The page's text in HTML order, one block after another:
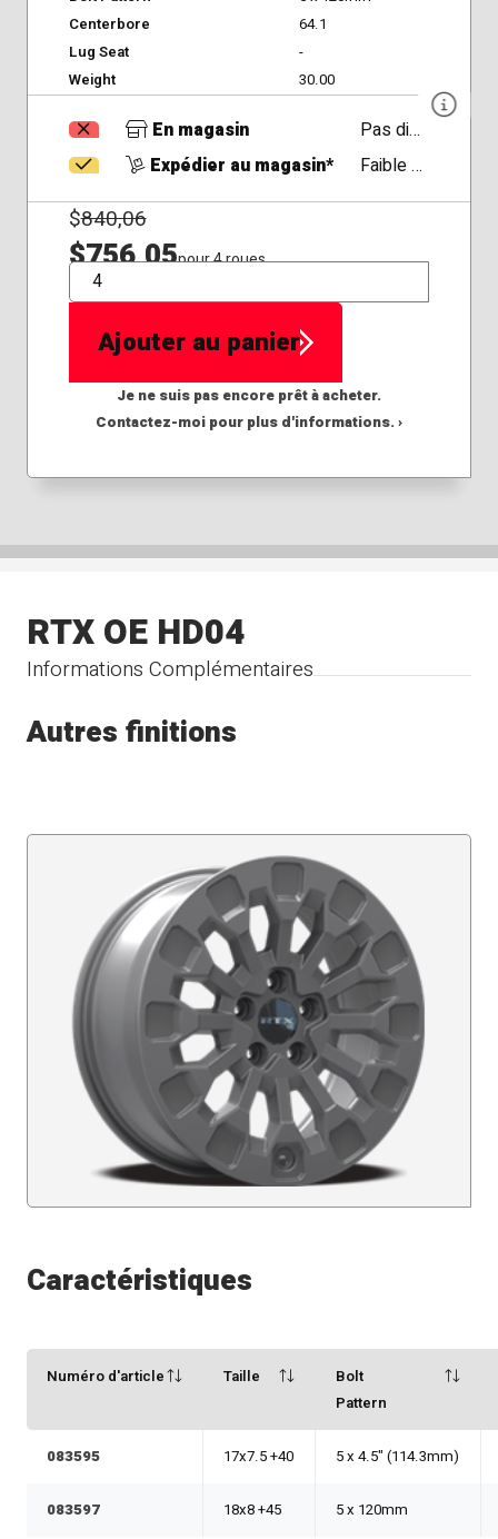
Centerbore
64.1
Lug Seat
-
Weight
30.00
En magasin
Pas disponible
Expédier au magasin*
Faible Disponibilité
$840,06
$756,05pour 4 roues
QTÉ
Ajouter au panier
Je ne suis pas encore prêt à acheter.
Contactez-moi pour plus d'informations. ›
Informations Complémentaires
RTX OE HD04
Autres finitions
Caractéristiques
Numéro d'article Taille
Bolt
Pattern
083595 17x7.5 +40 5 x 4.5" (114.3mm)
083597 18x8 +45 5 x 120mm